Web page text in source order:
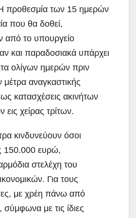
προθεσμία των 15 ημερών
που θα δοθεί,
από το υπουργείο
και παραδοσιακά υπάρχει
ολίγων ημερών πριν
μέτρα αναγκαστικής
κατασχέσεις ακινήτων
εις χείρας τρίτων.
κινδυνεύουν όσοι
150.000 ευρώ,
στελέχη του
Για τους
με χρέη πάνω από
με τις ίδιες